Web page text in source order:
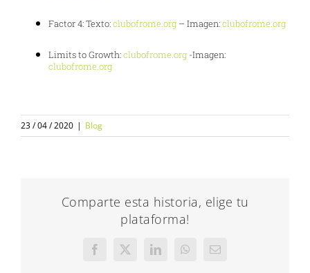
Factor 4: Texto:clubofrome.org – Imagen:clubofrome.org
Limits to Growth:clubofrome.org -Imagen:
clubofrome.org
23 / 04 / 2020 | Blog
Comparte esta historia, elige tu
plataforma!
Facebook
X LinkedInWhatsAppCorreo